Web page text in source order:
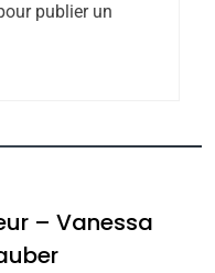
publier un
– Vanessa
le miel de Tadla
produits